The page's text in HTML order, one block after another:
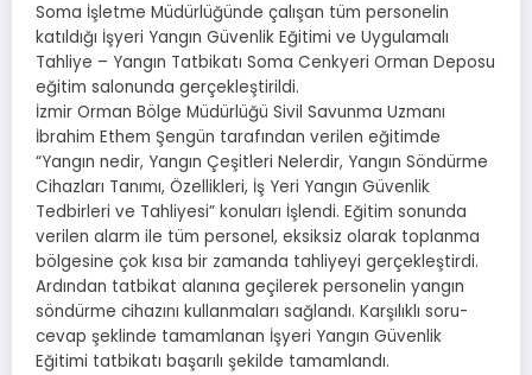
Soma İşletme Müdürlüğünde çalışan tüm personelin
katıldığı İşyeri Yangın Güvenlik Eğitimi ve Uygulamalı
Tahliye – Yangın Tatbikatı Soma Cenkyeri Orman Deposu
eğitim salonunda gerçekleştirildi.
İzmir Orman Bölge Müdürlüğü Sivil Savunma Uzmanı
İbrahim Ethem Şengün tarafından verilen eğitimde
“Yangın nedir, Yangın Çeşitleri Nelerdir, Yangın Söndürme
Cihazları Tanımı, Özellikleri, İş Yeri Yangın Güvenlik
Tedbirleri ve Tahliyesi” konuları İşlendi. Eğitim sonunda
verilen alarm ile tüm personel, eksiksiz olarak toplanma
bölgesine çok kısa bir zamanda tahliyeyi gerçekleştirdi.
Ardından tatbikat alanına geçilerek personelin yangın
söndürme cihazını kullanmaları sağlandı. Karşılıklı soru-
cevap şeklinde tamamlanan İşyeri Yangın Güvenlik
Eğitimi tatbikatı başarılı şekilde tamamlandı.